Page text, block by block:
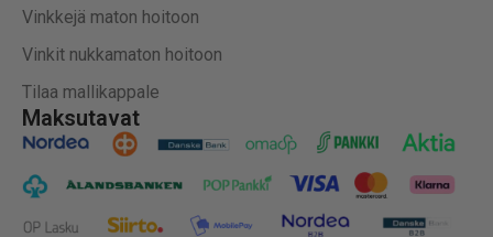
Maksutavat
Vinkkejä maton hoitoon
Vinkit nukkamaton hoitoon
Tilaa mallikappale